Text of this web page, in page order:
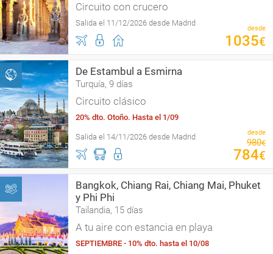
Circuito con crucero
Salida el 11/12/2026 desde Madrid
desde
1035€
De Estambul a Esmirna
Turquía, 9 días
Circuito clásico
20% dto. Otoño. Hasta el 1/09
Salida el 14/11/2026 desde Madrid desde
980€
784€
Bangkok, Chiang Rai, Chiang Mai, Phuket
y Phi Phi
Tailandia, 15 días
A tu aire con estancia en playa
SEPTIEMBRE - 10% dto. hasta el 10/08